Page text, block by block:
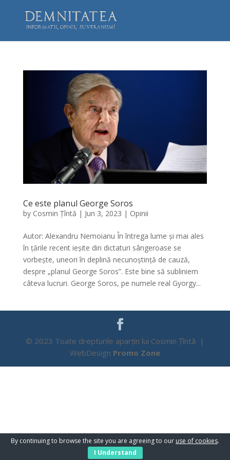
Ce este planul George Soros
by Cosmin Țîntă | Jun 3, 2023 | Opinii
Autor: Alexandru Nemoianu În întrega lume și mai ales
în țările recent ieșite din dictaturi sângeroase se
vorbește, uneori în deplină necunoștință de cauză,
despre „planul George Soros”. Este bine să subliniem
câteva lucruri. George Soros, pe numele real Gyorgy...
© 2023 Toate drepturile aparțin lui Cosmin Țîntă |
WebDesign Promo Zone
By continuing to browse the site you are agreeing to our use of cookies.
I Understand